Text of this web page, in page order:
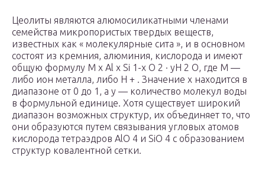
Цеолиты являются алюмосиликатными членами
семейства микропористых твердых веществ,
известных как « молекулярные сита », и в основном
состоят из кремния, алюминия, кислорода и имеют
общую формулу M x Al x Si 1-x O 2 · yH 2 O, где M —
либо ион металла, либо H + . Значение x находится в
диапазоне от 0 до 1, а y — количество молекул воды
в формульной единице. Хотя существует широкий
диапазон возможных структур, их объединяет то, что
они образуются путем связывания угловых атомов
кислорода тетраэдров AlO 4 и SiO 4 с образованием
структур ковалентной сетки.